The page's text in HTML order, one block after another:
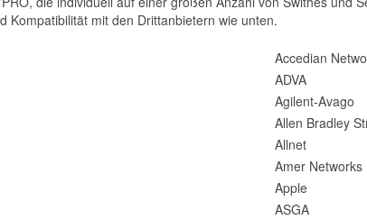
Kompatibilität mit den Drittanbietern wie unten.
Accedian
ADVA
Agilent-Avago
Allen Bradley
Allnet
Amer Networks
Apple
ASGA